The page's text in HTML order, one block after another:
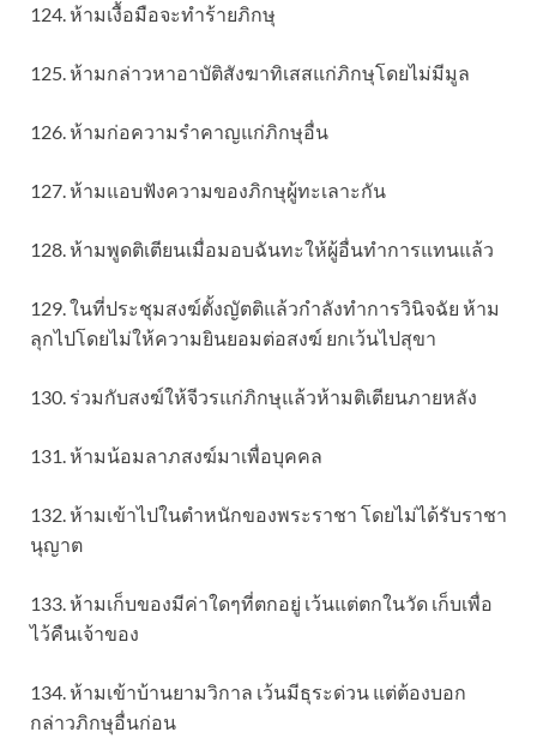
124. ห้ามเงื้อมือจะทำร้ายภิกษุ
125. ห้ามกล่าวหาอาบัติสังฆาทิเสสแก่ภิกษุโดยไม่มีมูล
126. ห้ามก่อความรำคาญแก่ภิกษุอื่น
127. ห้ามแอบฟังความของภิกษุผู้ทะเลาะกัน
128. ห้ามพูดติเตียนเมื่อมอบฉันทะให้ผู้อื่นทำการแทนแล้ว
129. ในที่ประชุมสงฆ์ตั้งญัตติแล้วกำลังทำการวินิจฉัย ห้าม
ลุกไปโดยไม่ให้ความยินยอมต่อสงฆ์ ยกเว้นไปสุขา
130. ร่วมกับสงฆ์ให้จีวรแก่ภิกษุแล้วห้ามติเตียนภายหลัง
131. ห้ามน้อมลาภสงฆ์มาเพื่อบุคคล
132. ห้ามเข้าไปในตำหนักของพระราชา โดยไม่ได้รับราชา
นุญาต
133. ห้ามเก็บของมีค่าใดๆที่ตกอยู่ เว้นแต่ตกในวัด เก็บเพื่อ
ไว้คืนเจ้าของ
134. ห้ามเข้าบ้านยามวิกาล เว้นมีธุระด่วน แต่ต้องบอก
กล่าวภิกษุอื่นก่อน